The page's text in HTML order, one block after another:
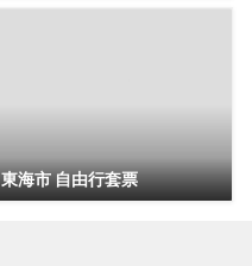
東海市 自由行套票